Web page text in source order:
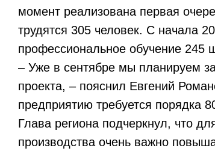
момент реализована первая
трудятся 305 человек. С начала
профессиональное обучение 245
– Уже в сентябре мы планируем
проекта, – пояснил Евгений
предприятию требуется порядка
Глава региона подчеркнул, что
производства очень важно